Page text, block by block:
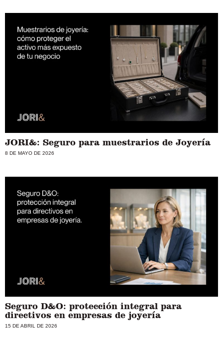
JORI&: Seguro para muestrarios de Joyería
8 DE MAYO DE 2026
Seguro D&O: protección integral para
directivos en empresas de joyería
15 DE ABRIL DE 2026